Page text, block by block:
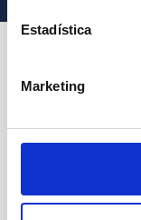
Estadística
Marketing